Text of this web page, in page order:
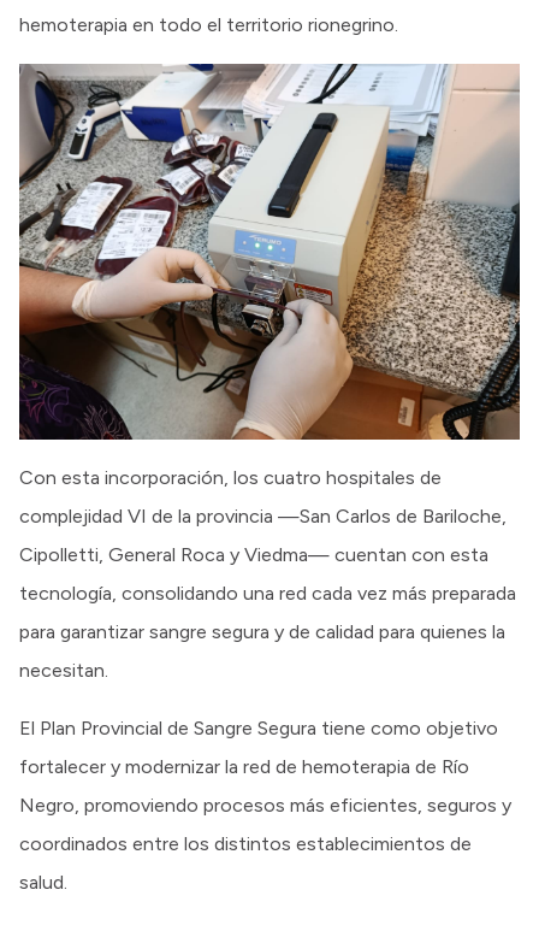
hemoterapia en todo el territorio rionegrino.
Con esta incorporación, los cuatro hospitales de
complejidad VI de la provincia —San Carlos de Bariloche,
Cipolletti, General Roca y Viedma— cuentan con esta
tecnología, consolidando una red cada vez más preparada
para garantizar sangre segura y de calidad para quienes la
necesitan.
El Plan Provincial de Sangre Segura tiene como objetivo
fortalecer y modernizar la red de hemoterapia de Río
Negro, promoviendo procesos más eficientes, seguros y
coordinados entre los distintos establecimientos de
salud.